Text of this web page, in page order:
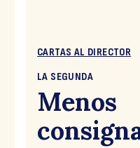
CARTAS AL DIRECTOR
LA SEGUNDA
Menos